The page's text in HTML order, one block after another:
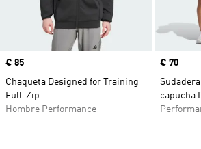
Precio
€ 85
Chaqueta Designed for Training
Full-Zip
Hombre Performance
Precio
€ 70
capucha